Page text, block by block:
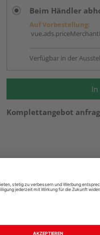
Beim Händler
Auf Vorbestellung:
Verfügbar in der
Komplettangebot